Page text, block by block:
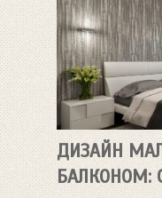
ДИЗАЙН
БАЛКОНОМ: